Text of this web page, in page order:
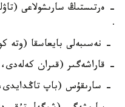
- ەرتىستىڭ سارىشولاعى
.
- نەسىبەلى بايعاسقا
- قاراشەگىر (قىران
- سارىقۇس (باپ